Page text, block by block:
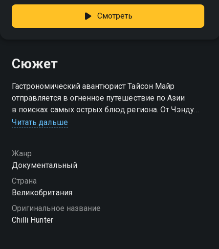
Смотреть
Сюжет
Гастрономический авантюрист Тайсон Майр
отправляется в огненное путешествие по Азии
в поисках самых острых блюд региона. От Чэнду
до Сингапура, от Бангкока до Токио дегустации
и вопрос: удастся ли покорить предел остроты?
Читать дальше
Жанр
Документальный
Страна
Великобритания
Оригинальное название
Chilli Hunter